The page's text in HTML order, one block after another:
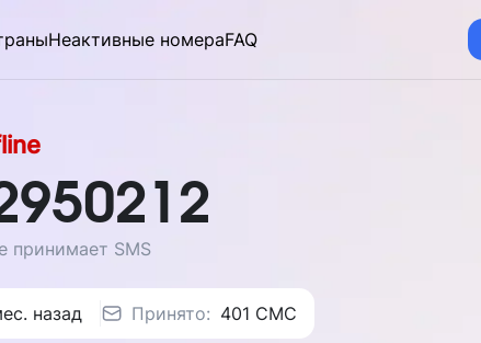
Неактивные номераFAQ
принимает SMS
назад Принято: 401 CMC